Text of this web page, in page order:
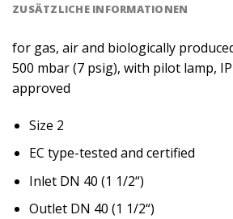
ZUSÄTZLICHE INFORMATIONEN
for gas, air and biologically
500 mbar (7 psig), with pilot lamp, IP
approved
Size 2
EC type-tested and certified
Inlet DN 40 (1 1/2“)
Outlet DN 40 (1 1/2“)